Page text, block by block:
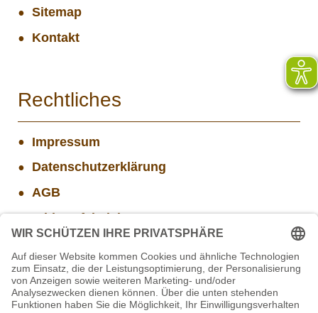
Sitemap
Kontakt
Rechtliches
Impressum
Datenschutzerklärung
AGB
Widerrufsbelehrung
Aktuelle Stellenangebote